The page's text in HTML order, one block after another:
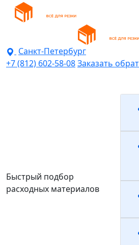
Санкт-Петербург
+7 (812) 602-58-08Заказать
Быстрый подбор
расходных материалов